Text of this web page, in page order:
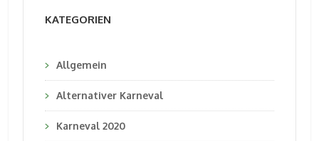
KATEGORIEN
Allgemein
Alternativer Karneval
Karneval 2020